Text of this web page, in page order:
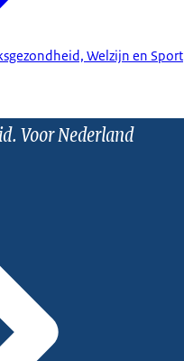
Welzijn en Sport
Voor Nederland